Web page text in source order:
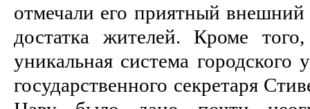
отмечали его приятный
достатка жителей. Кроме
уникальная система
государственного секретаря